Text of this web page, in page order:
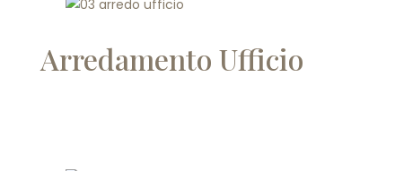
Arredamento Ufficio